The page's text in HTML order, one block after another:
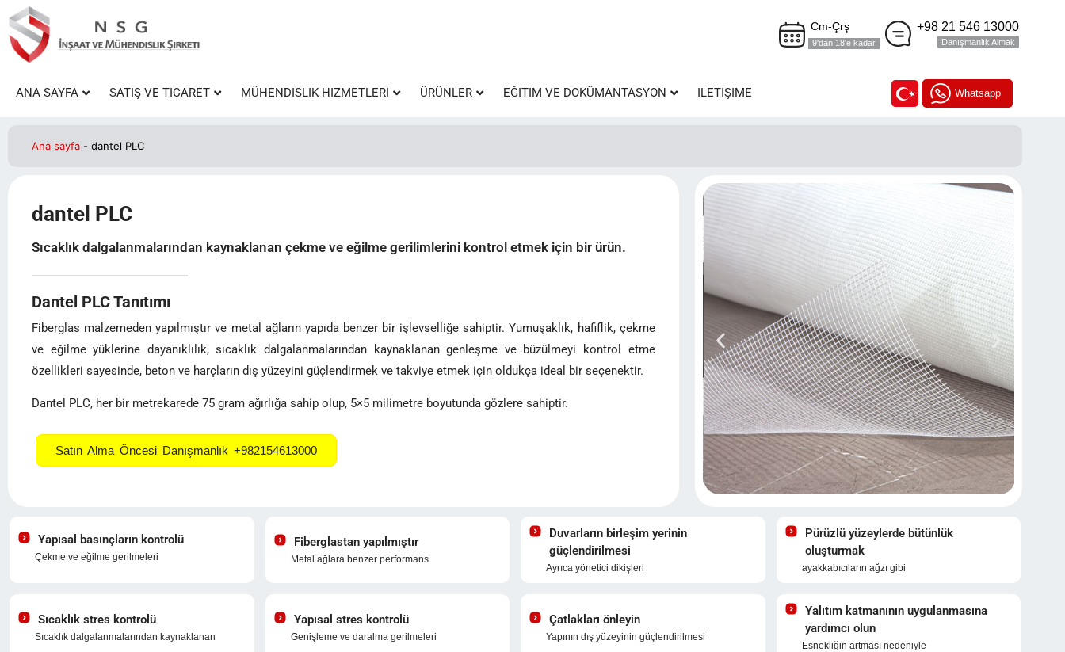
Cm-Çrş
9'dan 18'e kadar
+98 21 546 13000
Danışmanlık Almak
ANA SAYFA SATIŞ VE TICARET MÜHENDISLIK HIZMETLERI ÜRÜNLER EĞITIM VE DOKÜMANTASYON ILETIŞIME Whatsapp
Ana sayfa - dantel PLC
dantel PLC
Sıcaklık dalgalanmalarından kaynaklanan çekme ve eğilme gerilimlerini kontrol etmek için bir ürün.
Dantel PLC Tanıtımı
Fiberglas malzemeden yapılmıştır ve metal ağların yapıda benzer bir işlevselliğe sahiptir. Yumuşaklık, hafiflik, çekme
ve eğilme yüklerine dayanıklılık, sıcaklık dalgalanmalarından kaynaklanan genleşme ve büzülmeyi kontrol etme
özellikleri sayesinde, beton ve harçların dış yüzeyini güçlendirmek ve takviye etmek için oldukça ideal bir seçenektir.
Dantel PLC, her bir metrekarede 75 gram ağırlığa sahip olup, 5×5 milimetre boyutunda gözlere sahiptir.
Satın Alma Öncesi Danışmanlık +982154613000
Yapısal basınçların kontrolü
Çekme ve eğilme gerilmeleri
Fiberglastan yapılmıştır
Metal ağlara benzer performans
Duvarların birleşim yerinin
güçlendirilmesi
Ayrıca yönetici dikişleri
Pürüzlü yüzeylerde bütünlük
oluşturmak
ayakkabıcıların ağzı gibi
Sıcaklık stres kontrolü
Sıcaklık dalgalanmalarından kaynaklanan
Yapısal stres kontrolü
Genişleme ve daralma gerilmeleri
Çatlakları önleyin
Yapının dış yüzeyinin güçlendirilmesi
Yalıtım katmanının uygulanmasına
yardımcı olun
Esnekliğin artması nedeniyle